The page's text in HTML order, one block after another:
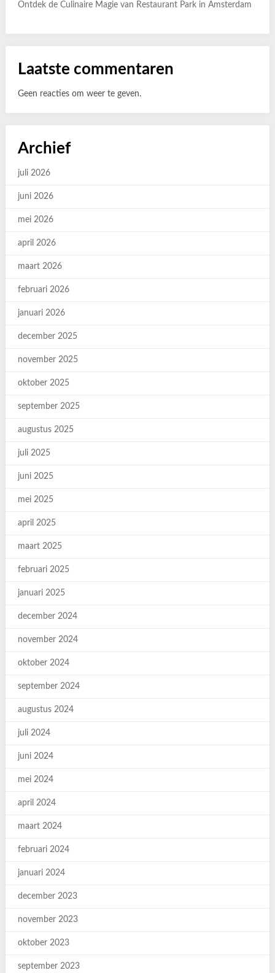
Ontdek de Culinaire Magie van Restaurant Park in Amsterdam
Laatste commentaren
Geen reacties om weer te geven.
Archief
juli 2026
juni 2026
mei 2026
april 2026
maart 2026
februari 2026
januari 2026
december 2025
november 2025
oktober 2025
september 2025
augustus 2025
juli 2025
juni 2025
mei 2025
april 2025
maart 2025
februari 2025
januari 2025
december 2024
november 2024
oktober 2024
september 2024
augustus 2024
juli 2024
juni 2024
mei 2024
april 2024
maart 2024
februari 2024
januari 2024
december 2023
november 2023
oktober 2023
september 2023